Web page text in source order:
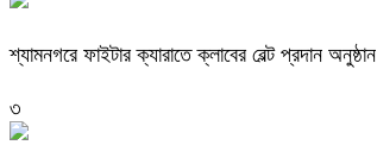
শ্যামনগরে ফাইটার ক্যারাতে ক্লাবের বেল্ট প্রদান অনুষ্ঠান
৩